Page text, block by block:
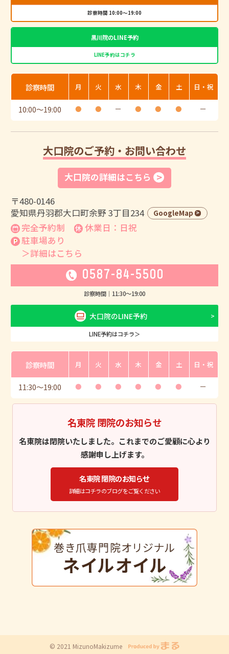
診察時間 10:00～19:00
黒川院のLINE予約
LINE予約はコチラ
診察時間 月 火 水 木 金 土 日・祝
10:00〜19:00 ● ● ー ● ● ● ー
大口院のご予約・お問い合わせ
大口院の詳細はこちら
〒480-0146
愛知県丹羽郡大口町余野 3丁目234
GoogleMap
完全予約制
休業日：日祝
駐車場あり
＞詳細はこちら
0587-84-5500
診察時間｜ 11:30〜19:00
大口院のLINE予約
LINE予約はコチラ＞
診察時間 月 火 水 木 金 土 日・祝
11:30〜19:00 ● ● ● ● ● ● ー
名東院 閉院のお知らせ
名東院は閉院いたしました。これまでのご愛顧に心より
感謝申し上げます。
名東院 閉院のお知らせ
詳細はコチラのブログをご覧ください
© 2021 MizunoMakizume